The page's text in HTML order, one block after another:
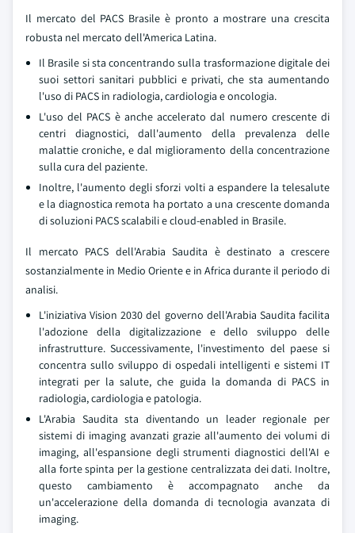
Il mercato del PACS Brasile è pronto a mostrare una crescita
robusta nel mercato dell'America Latina.
Il Brasile si sta concentrando sulla trasformazione digitale dei
suoi settori sanitari pubblici e privati, che sta aumentando
l'uso di PACS in radiologia, cardiologia e oncologia.
L'uso del PACS è anche accelerato dal numero crescente di
centri diagnostici, dall'aumento della prevalenza delle
malattie croniche, e dal miglioramento della concentrazione
sulla cura del paziente.
Inoltre, l'aumento degli sforzi volti a espandere la telesalute
e la diagnostica remota ha portato a una crescente domanda
di soluzioni PACS scalabili e cloud-enabled in Brasile.
Il mercato PACS dell'Arabia Saudita è destinato a crescere
sostanzialmente in Medio Oriente e in Africa durante il periodo di
analisi.
L'iniziativa Vision 2030 del governo dell'Arabia Saudita facilita
l'adozione della digitalizzazione e dello sviluppo delle
infrastrutture. Successivamente, l'investimento del paese si
concentra sullo sviluppo di ospedali intelligenti e sistemi IT
integrati per la salute, che guida la domanda di PACS in
radiologia, cardiologia e patologia.
L'Arabia Saudita sta diventando un leader regionale per
sistemi di imaging avanzati grazie all'aumento dei volumi di
imaging, all'espansione degli strumenti diagnostici dell'AI e
alla forte spinta per la gestione centralizzata dei dati. Inoltre,
questo cambiamento è accompagnato anche da
un'accelerazione della domanda di tecnologia avanzata di
imaging.